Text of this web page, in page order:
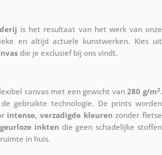
is het resultaat van het werk van onze
en altijd actuele kunstwerken. Kies uit
die je exclusief bij ons vindt.
canvas met een gewicht van280 g/m2.
gebruikte technologie. De prints worden
intense, verzadigde kleuren zonder fletse
inkten die geen schadelijke stoffen
in huis.